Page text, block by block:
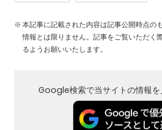
本記事に記載された内容は記事公開時点の
情報とは限りません。記事をご覧いただく
るようお願いいたします。
Google検索で当サイトの情報を